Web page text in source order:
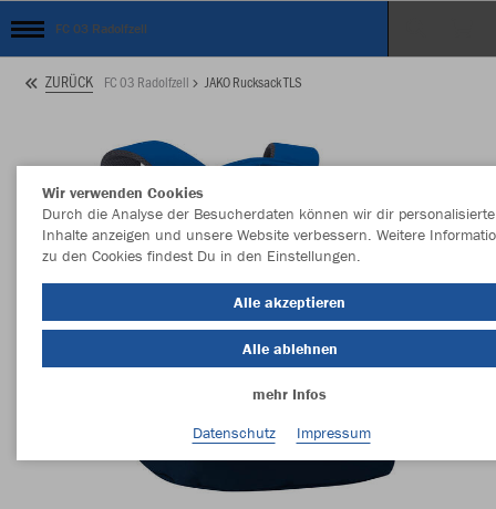
FC 03 Radolfzell
ZURÜCK FC 03 Radolfzell JAKO Rucksack TLS
Wir verwenden Cookies
Durch die Analyse der Besucherdaten können wir dir personalisierte
Inhalte anzeigen und unsere Website verbessern. Weitere
zu den Cookies findest Du in den Einstellungen.
Alle akzeptieren
Alle ablehnen
mehr Infos
Datenschutz
Impressum